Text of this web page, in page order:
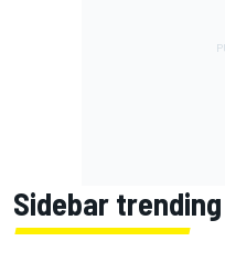
Sidebar trending